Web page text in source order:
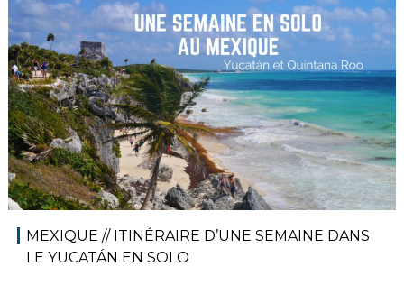
2 février 2018 Audrey Amérique latine,
Amériques,Blog
MEXIQUE // ITINÉRAIRE D’UNE SEMAINE DANS
LE YUCATÁN EN SOLO